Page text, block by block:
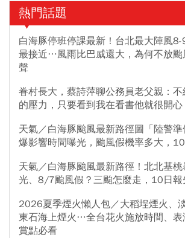
熱門話題
白海豚停班停課最新！台北最大陣風
最接近…風雨比巴威還大，為何不放颱
聲
眷村長大，蔡詩萍聊公務員老父親：
的壓力，只要看到我在看書他就很開心
天氣／白海豚颱風最新路徑圖「陸警
爆影響時間曝光，颱風假機率多大，
天氣／白海豚颱風最新路徑！北北基
光、8/7颱風假？三颱怎麼走，10日報
2026夏季煙火懶人包／大稻埕煙火、
東石海上煙火…全台花火施放時間、表
賞點必看